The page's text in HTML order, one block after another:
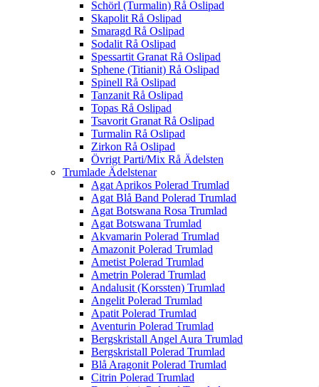
Schörl (Turmalin) Rå Oslipad
Skapolit Rå Oslipad
Smaragd Rå Oslipad
Sodalit Rå Oslipad
Spessartit Granat Rå Oslipad
Sphene (Titianit) Rå Oslipad
Spinell Rå Oslipad
Tanzanit Rå Oslipad
Topas Rå Oslipad
Tsavorit Granat Rå Oslipad
Turmalin Rå Oslipad
Zirkon Rå Oslipad
Övrigt Parti/Mix Rå Ädelsten
Trumlade Ädelstenar
Agat Aprikos Polerad Trumlad
Agat Blå Band Polerad Trumlad
Agat Botswana Rosa Trumlad
Agat Botswana Trumlad
Akvamarin Polerad Trumlad
Amazonit Polerad Trumlad
Ametist Polerad Trumlad
Ametrin Polerad Trumlad
Andalusit (Korssten) Trumlad
Angelit Polerad Trumlad
Apatit Polerad Trumlad
Aventurin Polerad Trumlad
Bergskristall Angel Aura Trumlad
Bergskristall Polerad Trumlad
Blå Aragonit Polerad Trumlad
Citrin Polerad Trumlad